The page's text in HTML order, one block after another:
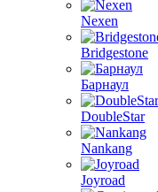
Nexen
Bridgestone
Барнаул
DoubleStar
Nankang
Joyroad